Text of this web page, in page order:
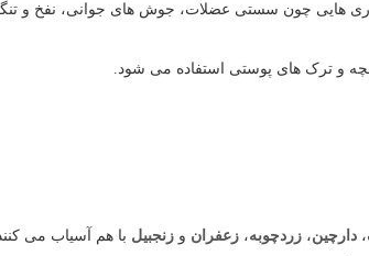
هایی چون سستی عضلات، جوش های جوانی، نفخ و
و ترک های پوستی استفاده می شود.
، دارچین، زردچوبه، زعفران و زنجبیل با هم آسیاب می